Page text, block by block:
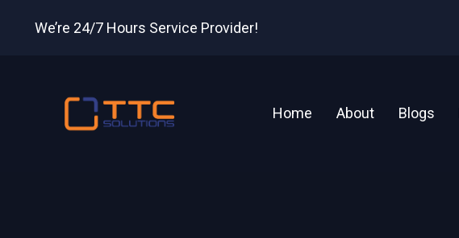
We’re 24/7 Hours Service Provider!
Home About Blogs